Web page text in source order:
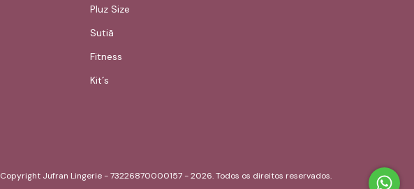
Pluz Size
Sutiã
Fitness
Kit´s
Copyright Jufran Lingerie - 73226870000157 - 2026. Todos os direitos reservados.